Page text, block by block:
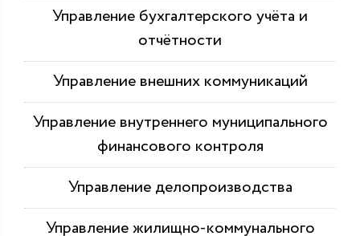
Управление бухгалтерского учёта и
отчётности
Управление внешних коммуникаций
Управление внутреннего муниципального
финансового контроля
Управление делопроизводства
Управление жилищно-коммунального